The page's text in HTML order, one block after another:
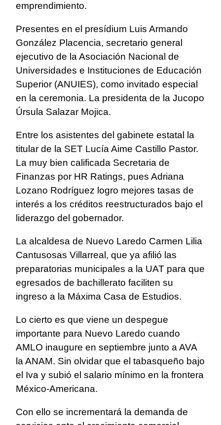
emprendimiento.
Presentes en el presídium Luis Armando
González Placencia, secretario general
ejecutivo de la Asociación Nacional de
Universidades e Instituciones de Educación
Superior (ANUIES), como invitado especial
en la ceremonia. La presidenta de la Jucopo
Úrsula Salazar Mojica.
Entre los asistentes del gabinete estatal la
titular de la SET Lucía Aime Castillo Pastor.
La muy bien calificada Secretaria de
Finanzas por HR Ratings, pues Adriana
Lozano Rodríguez logro mejores tasas de
interés a los créditos reestructurados bajo el
liderazgo del gobernador.
La alcaldesa de Nuevo Laredo Carmen Lilia
Cantusosas Villarreal, que ya afilió las
preparatorias municipales a la UAT para que
egresados de bachillerato faciliten su
ingreso a la Máxima Casa de Estudios.
Lo cierto es que viene un despegue
importante para Nuevo Laredo cuando
AMLO inaugure en septiembre junto a AVA
la ANAM. Sin olvidar que el tabasqueño bajo
el Iva y subió el salario mínimo en la frontera
México-Americana.
Con ello se incrementará la demanda de